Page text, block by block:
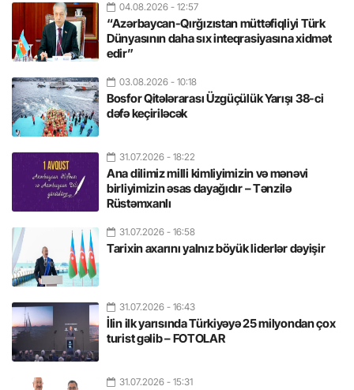
04.08.2026 - 12:57
“Azərbaycan-Qırğızıstan müttəfiqliyi Türk
Dünyasının daha sıx inteqrasiyasına xidmət
edir”
03.08.2026 - 10:18
Bosfor Qitələrarası Üzgüçülük Yarışı 38-ci
dəfə keçiriləcək
31.07.2026 - 18:22
Ana dilimiz milli kimliyimizin və mənəvi
birliyimizin əsas dayağıdır – Tənzilə
Rüstəmxanlı
31.07.2026 - 16:58
Tarixin axarını yalnız böyük liderlər dəyişir
31.07.2026 - 16:43
İlin ilk yarısında Türkiyəyə 25 milyondan çox
turist gəlib – FOTOLAR
31.07.2026 - 15:31